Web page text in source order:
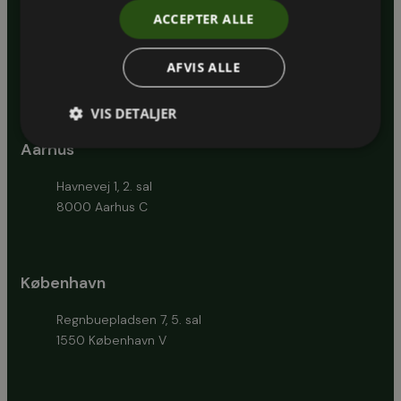
CVR.: 35894373
EAN: 5797200083340
Aarhus
Havnevej 1, 2. sal
8000 Aarhus C
København
Regnbuepladsen 7, 5. sal
1550 København V
ACCEPTER ALLE
AFVIS ALLE
VIS DETALJER